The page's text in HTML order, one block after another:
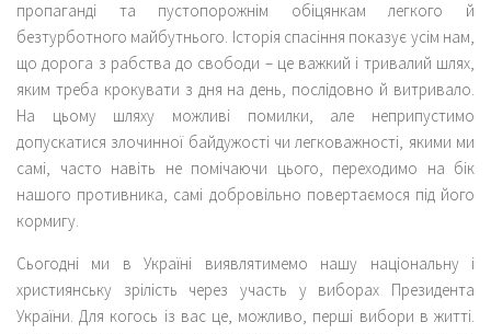
пропаганді та пустопорожнім обіцянкам легкого й
безтурботного майбутнього. Історія спасіння показує усім нам,
що дорога з рабства до свободи – це важкий і тривалий шлях,
яким треба крокувати з дня на день, послідовно й витривало.
На цьому шляху можливі помилки, але неприпустимо
допускатися злочинної байдужості чи легковажності, якими ми
самі, часто навіть не помічаючи цього, переходимо на бік
нашого противника, самі добровільно повертаємося під його
кормигу.
Сьогодні ми в Україні виявлятимемо нашу національну і
християнську зрілість через участь у виборах Президента
України. Для когось із вас це, можливо, перші вибори в житті.